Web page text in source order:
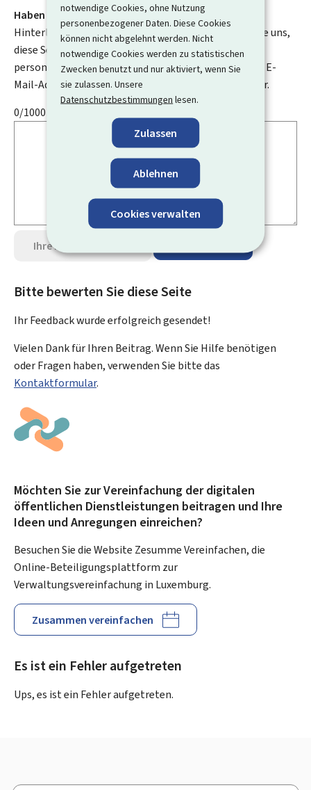
notwendige Cookies, ohne Nutzung
personenbezogener Daten. Diese Cookies
können nicht abgelehnt werden. Nicht
notwendige Cookies werden zu statistischen
Zwecken benutzt und nur aktiviert, wenn Sie
sie zulassen. Unsere
Datenschutzbestimmungen lesen.
Zulassen
Ablehnen
Cookies verwalten
Haben Sie Verbesserungsvorschläge?
Hinterlassen Sie uns einen Kommentar und helfen Sie uns,
diese Seite zu verbessern. Bitte geben Sie keine
personenbezogenen Daten an, wie zum Beispiel Ihre E-
Mail-Adresse, Ihren Namen oder Ihre Telefonnummer.
0/1000
Ihre Meinung senden
Bitte bewerten Sie diese Seite
Ihr Feedback wurdeerfolgreichgesendet!
Vielen Dank für Ihren Beitrag. Wenn Sie Hilfe benötigen
oder Fragen haben, verwenden Sie bitte das
Kontaktformular.
Möchten Sie zur Vereinfachung der digitalen
öffentlichen Dienstleistungen beitragen und Ihre
Ideen und Anregungen einreichen?
Besuchen Sie die Website Zesumme Vereinfachen, die
Online-Beteiligungsplattform zur
Verwaltungsvereinfachung in Luxemburg.
Zusammen vereinfachen
Es ist ein Fehler aufgetreten
Ups, es ist ein Fehler aufgetreten.